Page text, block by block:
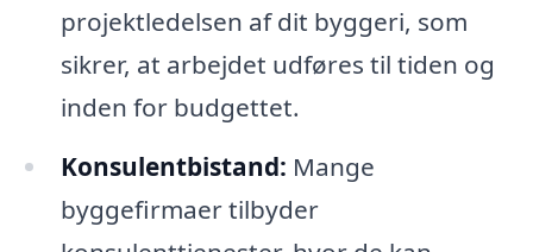
projektledelsen af dit byggeri, som
sikrer, at arbejdet udføres til tiden og
inden for budgettet.
Konsulentbistand: Mange
byggefirmaer tilbyder